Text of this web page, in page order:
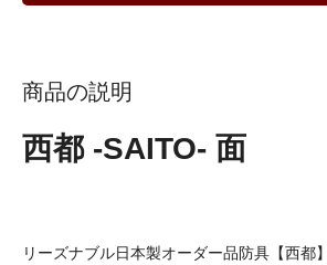
商品の説明
西都 -SAITO- 面
リーズナブル日本製オーダー品防具【西都】